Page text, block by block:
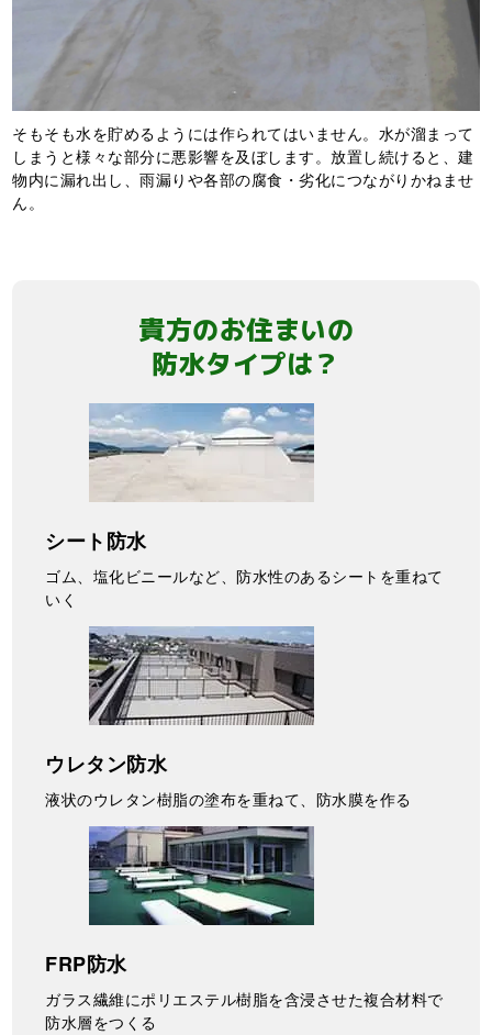
そもそも水を貯めるようには作られてはいません。水が溜まって
しまうと様々な部分に悪影響を及ぼします。放置し続けると、建
物内に漏れ出し、雨漏りや各部の腐食・劣化につながりかねませ
ん。
貴方のお住まいの
防水タイプは？
シート防水
ゴム、塩化ビニールなど、防水性のあるシートを重ねて
いく
ウレタン防水
液状のウレタン樹脂の塗布を重ねて、防水膜を作る
FRP防水
ガラス繊維にポリエステル樹脂を含浸させた複合材料で
防水層をつくる